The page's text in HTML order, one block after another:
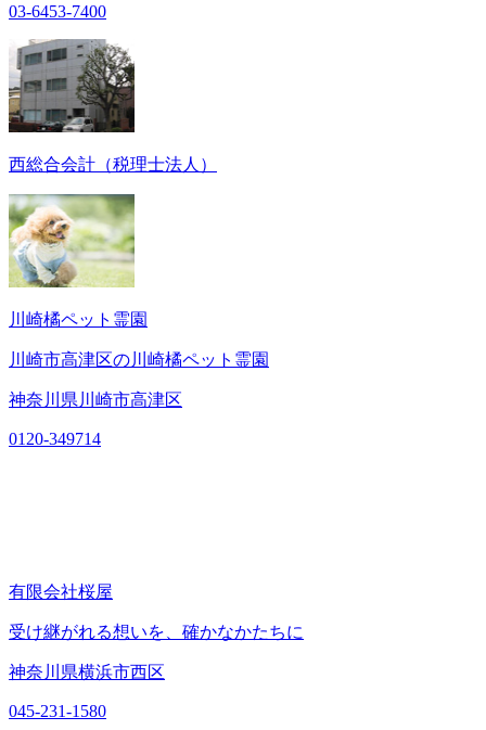
03-6453-7400
西総合会計（税理士法人）
川崎橘ペット霊園
川崎市高津区の川崎橘ペット霊園
神奈川県川崎市高津区
0120-349714
有限会社桜屋
受け継がれる想いを、確かなかたちに
神奈川県横浜市西区
045-231-1580